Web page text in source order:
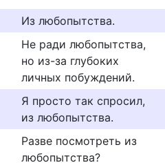
Из любопытства.
Не ради любопытства,
но из-за глубоких
личных побуждений.
Я просто так спросил,
из любопытства.
Разве посмотреть из
любопытства?